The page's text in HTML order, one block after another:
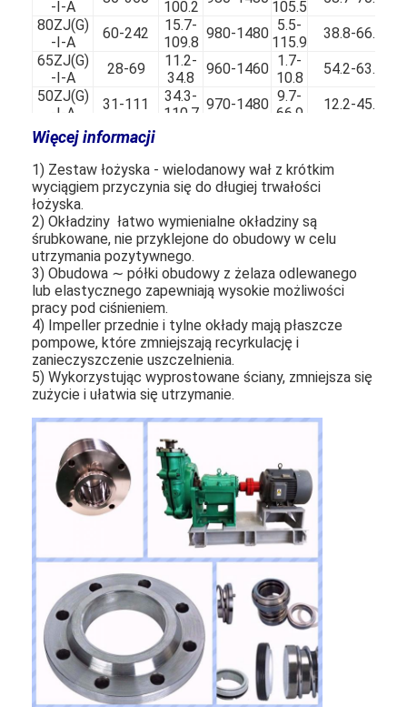
Pozioma pompa do szlamu
Pionowa pompa szlamowa
Odśrodkowa pompa szlamowa
Pompa do szlamu o dużej wytrzymałości
Wodna pompa ciepła
Wodna pompa ciepła
Pompa ciepła do basenu
Wysokotemperaturowa pompa ciepła
Wielostopniowa pompa odśrodkowa
Pozioma pompa odśrodkowa
Części pompy szlamowej
-I-A 100.2 105.5
80ZJ(G)
-I-A
60-242
15.7-
109.8
980-1480 5.5-
115.9
38.8-66.7
65ZJ(G)
-I-A
28-69
11.2-
34.8
960-1460 1.7-
10.8
54.2-63.5
50ZJ(G)
-I-A
31-111
34.3-
110.7
970-1480 9.7-
66.9
12.2-45.1
40ZJ(G)
-I-A
9-23
Więcej informacji
1) Zestaw łożyska - wielodanowy wał z krótkim
wyciągiem przyczynia się do długiej trwałości
łożyska.
2) Okładziny ️ łatwo wymienialne okładziny są
śrubkowane, nie przyklejone do obudowy w celu
utrzymania pozytywnego.
3) Obudowa ∼ półki obudowy z żelaza odlewanego
lub elastycznego zapewniają wysokie możliwości
pracy pod ciśnieniem.
4) Impeller przednie i tylne okłady mają płaszcze
pompowe, które zmniejszają recyrkulację i
zanieczyszczenie uszczelnienia.
5) Wykorzystując wyprostowane ściany, zmniejsza się
zużycie i ułatwia się utrzymanie.